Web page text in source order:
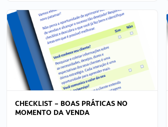
CHECKLIST – BOAS PRÁTICAS NO
MOMENTO DA VENDA